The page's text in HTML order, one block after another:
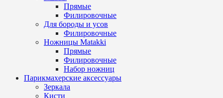
Прямые
Филировочные
Для бороды и усов
Филировочные
Ножницы Matakki
Прямые
Филировочные
Набор ножниц
Парикмахерские аксессуары
Зеркала
Кисти